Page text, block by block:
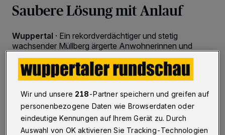
Saubere Lösung mit Anlauf
Wuppertal · Ein rekordverdächtiger und stetig
wachsender Müllberg ärgerte Anwohnerinnen und
Anwohner der Siegesstraße über Wochen. Die AWG
setzte dem unwürdigen Anblick jetzt ein Ende – auch
wenn die Zuständigkeit unklar bleibt.
23.10.2021 , 19:30 Uhr Eine Minute Lesezeit
Wir und unsere 218-Partner speichern und greifen auf
personenbezogene Daten wie Browserdaten oder
eindeutige Kennungen auf Ihrem Gerät zu. Durch
Auswahl von OK aktivieren Sie Tracking-Technologien